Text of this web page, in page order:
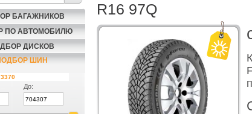
БАГАЖНИКОВ
ПО АВТОМОБИЛЮ
ДИСКОВ
ШИН
До:
R16 97Q